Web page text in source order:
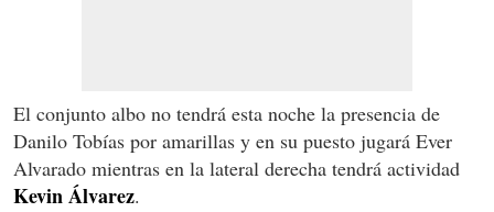
El conjunto albo no tendrá esta noche la presencia de
Danilo Tobías por amarillas y en su puesto jugará Ever
Alvarado mientras en la lateral derecha tendrá actividad
Kevin Álvarez.